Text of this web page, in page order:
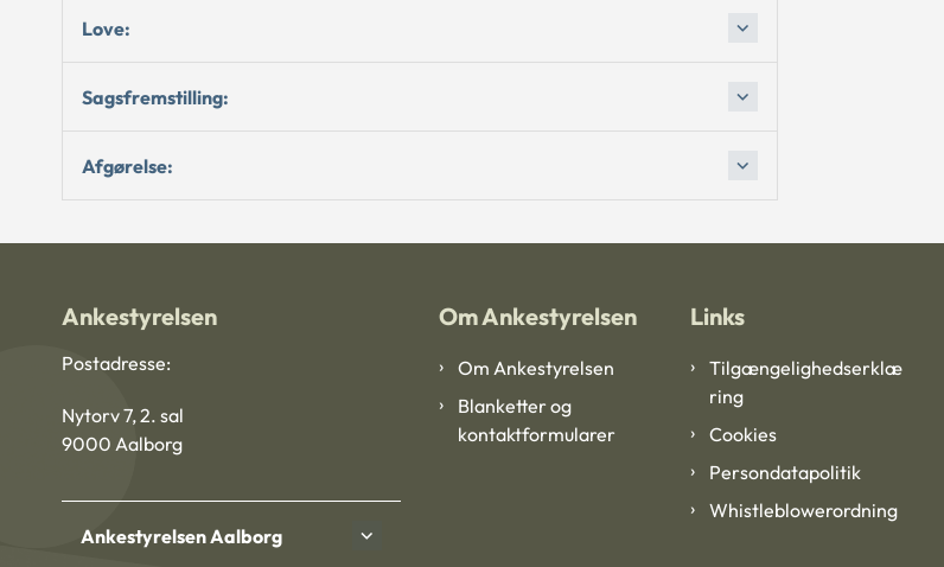
Love:
Sagsfremstilling:
Afgørelse:
Ankestyrelsen
Postadresse:
Nytorv 7, 2. sal
9000 Aalborg
Ankestyrelsen Aalborg
Om Ankestyrelsen
Om Ankestyrelsen
Blanketter og
kontaktformularer
Links
Tilgængelighedserklæ
ring
Cookies
Persondatapolitik
Whistleblowerordning